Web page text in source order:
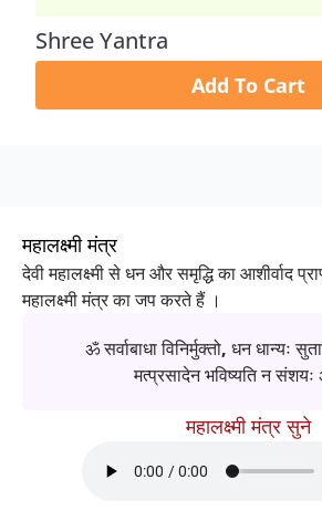
Shree Yantra
Add To Cart
महालक्ष्मी मंत्र
देवी महालक्ष्मी से धन और समृद्धि का आशीर्वाद
महालक्ष्मी मंत्र का जप करते हैं ।
ॐ सर्वाबाधा विनिर्मुक्तो, धन धान्यः
मत्प्रसादेन भविष्यति न
महालक्ष्मी मंत्र सुने